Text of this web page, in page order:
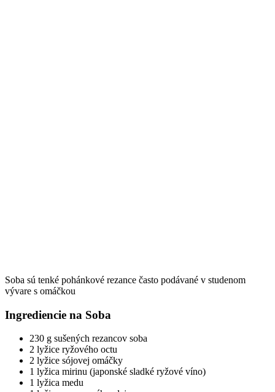
Soba sú tenké pohánkové rezance často podávané v studenom
vývare s omáčkou
Ingrediencie na Soba
230 g sušených rezancov soba
2 lyžice ryžového octu
2 lyžice sójovej omáčky
1 lyžica mirinu (japonské sladké ryžové víno)
1 lyžica medu